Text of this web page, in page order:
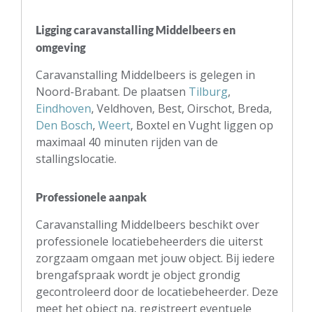
Ligging caravanstalling Middelbeers en
omgeving
Caravanstalling Middelbeers is gelegen in
Noord-Brabant. De plaatsen Tilburg,
Eindhoven, Veldhoven, Best, Oirschot, Breda,
Den Bosch, Weert, Boxtel en Vught liggen op
maximaal 40 minuten rijden van de
stallingslocatie.
Professionele aanpak
Caravanstalling Middelbeers beschikt over
professionele locatiebeheerders die uiterst
zorgzaam omgaan met jouw object. Bij iedere
brengafspraak wordt je object grondig
gecontroleerd door de locatiebeheerder. Deze
meet het object na, registreert eventuele